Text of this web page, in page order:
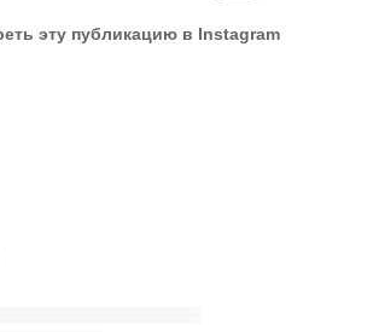
эту публикацию в Instagram